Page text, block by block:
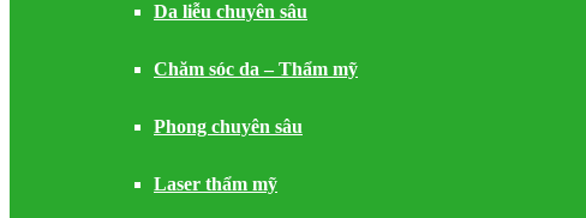
Da liễu chuyên sâu
Chăm sóc da – Thẩm mỹ
Phong chuyên sâu
Laser thẩm mỹ